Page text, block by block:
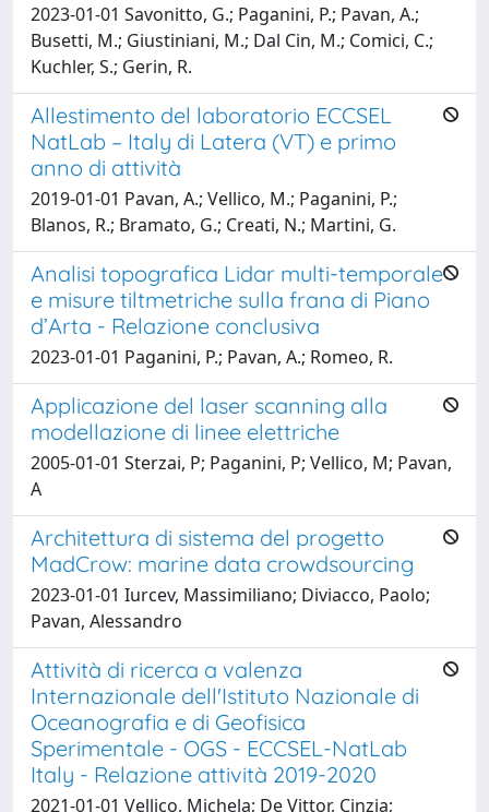
2023-01-01 Savonitto, G.; Paganini, P.; Pavan, A.;
Busetti, M.; Giustiniani, M.; Dal Cin, M.; Comici, C.;
Kuchler, S.; Gerin, R.
Allestimento del laboratorio ECCSEL
NatLab – Italy di Latera (VT) e primo
anno di attività
2019-01-01 Pavan, A.; Vellico, M.; Paganini, P.;
Blanos, R.; Bramato, G.; Creati, N.; Martini, G.
Analisi topografica Lidar multi-temporale
e misure tiltmetriche sulla frana di Piano
d’Arta - Relazione conclusiva
2023-01-01 Paganini, P.; Pavan, A.; Romeo, R.
Applicazione del laser scanning alla
modellazione di linee elettriche
2005-01-01 Sterzai, P; Paganini, P; Vellico, M; Pavan,
A
Architettura di sistema del progetto
MadCrow: marine data crowdsourcing
2023-01-01 Iurcev, Massimiliano; Diviacco, Paolo;
Pavan, Alessandro
Attività di ricerca a valenza
Internazionale dell'Istituto Nazionale di
Oceanografia e di Geofisica
Sperimentale - OGS - ECCSEL-­NatLab
Italy - Relazione attività 2019-2020
2021-01-01 Vellico, Michela; De Vittor, Cinzia;